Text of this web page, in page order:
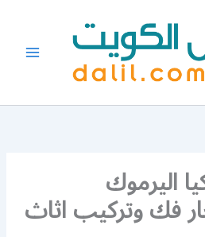
اليرموك
نجار فك وتركيب اثاث